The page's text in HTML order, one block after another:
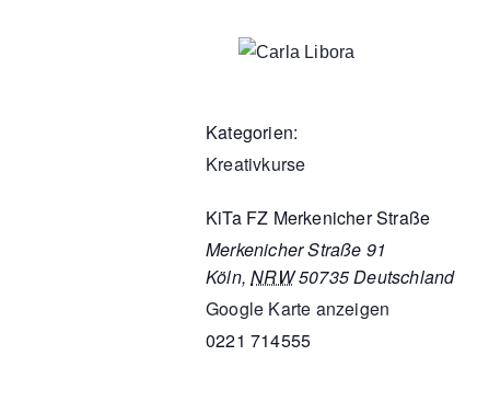
Kategorien:
Kreativkurse
KiTa FZ Merkenicher Straße
Merkenicher Straße 91
Köln, NRW50735 Deutschland
Google Karte anzeigen
0221 714555